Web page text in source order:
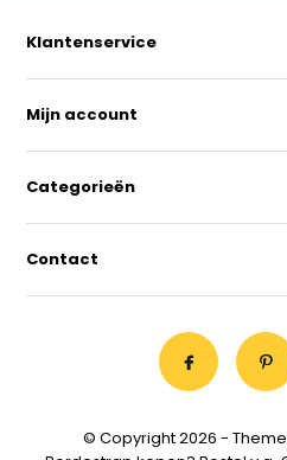
Klantenservice
Mijn account
Categorieën
Contact
© Copyright 2026 -